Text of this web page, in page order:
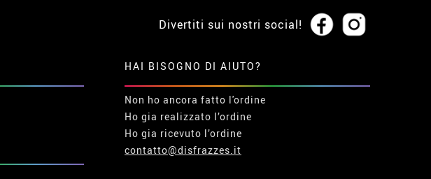
Divertiti sui nostri social!
HAI BISOGNO DI AIUTO?
Non ho ancora fatto l'ordine
Ho gia realizzato l’ordine
Ho gia ricevuto l’ordine
contatto@disfrazzes.it